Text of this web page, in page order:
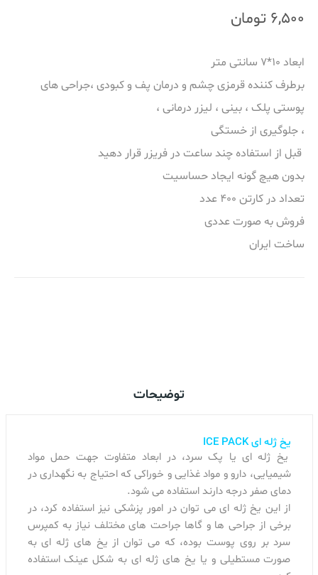
6,500 تومان
ابعاد 10*7 سانتی متر
برطرف کننده قرمزی چشم و درمان پف و کبودی ،جراحی های
پوستی پلک ، بینی ، لیزر درمانی ،
، جلوگیری از خستگی
قبل از استفاده چند ساعت در فریزر قرار دهید
بدون هیچ گونه ایجاد حساسیت
تعداد در کارتن 400 عدد
فروش به صورت عددی
ساخت ایران
توضیحات
یخ ژله ای ICE PACK
یخ ژله ای یا پک سرد، در ابعاد متفاوت جهت حمل مواد
شیمیایی، دارو و مواد غذایی و خوراکی که احتیاج به نگهداری در
دمای صفر درجه دارند استفاده می شود.
از این یخ ژله ای می توان در امور پزشکی نیز استفاده کرد، در
برخی از جراحی ها و گاها جراحت های مختلف نیاز به کمپرس
سرد بر روی پوست بوده، که می توان از یخ های ژله ای به
صورت مستطیلی و یا یخ های ژله ای به شکل عینک استفاده